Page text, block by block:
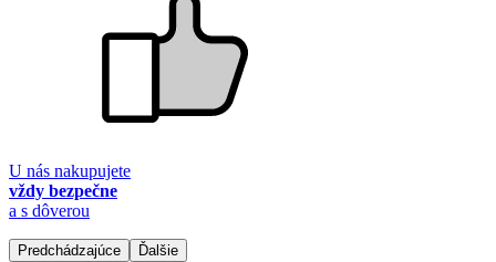
U nás nakupujete
vždy bezpečne
a s dôverou
Predchádzajúce Ďalšie